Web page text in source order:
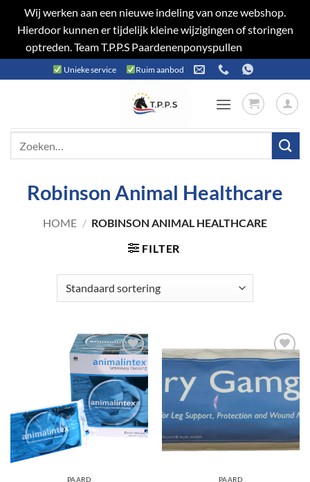
Wij werken aan een nieuwe indeling van onze webshop.
Hierdoor kunnen er tijdelijk kleine wijzigingen of storingen
optreden. Team T.P.P.S Paardenenponyspullen
naar
Unieke service Ruim aanbod
Robinson Animal Healthcare
HOME / ROBINSON ANIMAL HEALTHCARE
FILTER
Toevoegen
aan
verlanglijst
PAARD
Toevoegen
verlanglijst
PAARD